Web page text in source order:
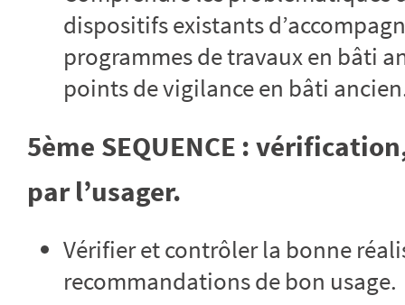
dispositifs existants
programmes de travaux en bâti
points de vigilance en bâti
5ème SEQUENCE :
par l’usager.
Vérifier et contrôler la bonne
recommandations de bon usage.